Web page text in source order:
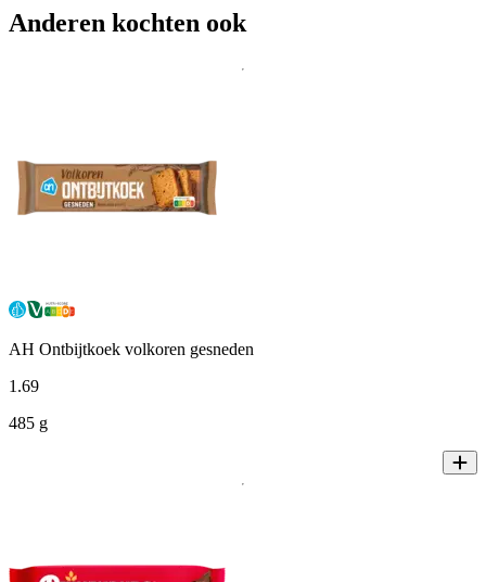
Anderen kochten ook
AH Ontbijtkoek volkoren gesneden
1 .69
485 g